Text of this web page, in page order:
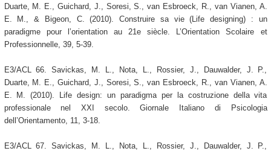
Duarte, M. E., Guichard, J., Soresi, S., van Esbroeck, R., van Vianen, A.
E. M., & Bigeon, C. (2010). Construire sa vie (Life designing) : un
paradigme pour l’orientation au 21e siècle. L’Orientation Scolaire et
Professionnelle, 39, 5-39.
E3/ACL 66. Savickas, M. L., Nota, L., Rossier, J., Dauwalder, J. P.,
Duarte, M. E., Guichard, J., Soresi, S., van Esbroeck, R., van Vianen, A.
E. M. (2010). Life design: un paradigma per la costruzione della vita
professionale nel XXI secolo. Giornale Italiano di Psicologia
dell’Orientamento, 11, 3-18.
E3/ACL 67. Savickas, M. L., Nota, L., Rossier, J., Dauwalder, J. P.,